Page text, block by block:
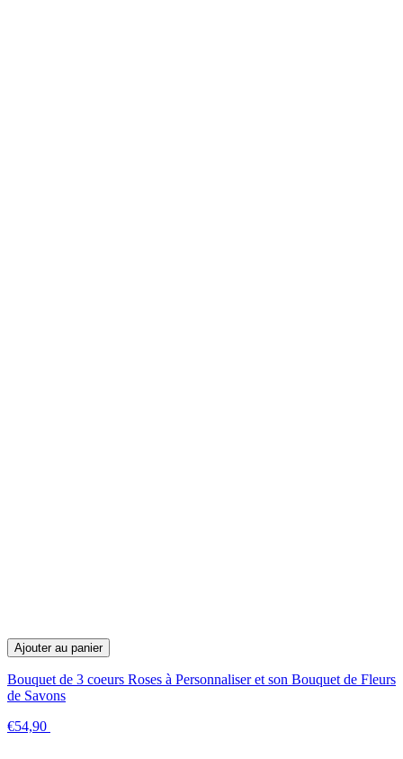
Ajouter au panier
Bouquet de 3 coeurs Roses à Personnaliser et son Bouquet de Fleurs
de Savons
€54,90